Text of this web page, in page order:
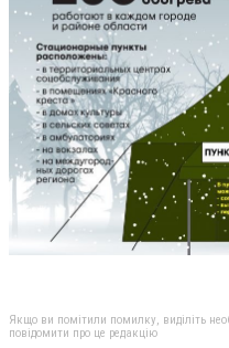
Якщо ви помітили помилку, виділіть
повідомити про це редакцію